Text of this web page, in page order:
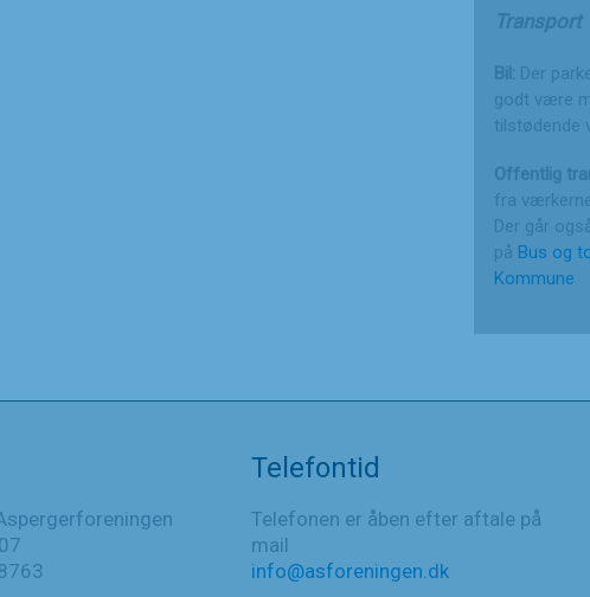
Transport
Bil: Der
godt være
tilstødende
Offentlig
fra
Der går
på Bus og
Kommune
Telefontid
Telefonen er åben efter aftale på
mail
info@asforeningen.dk